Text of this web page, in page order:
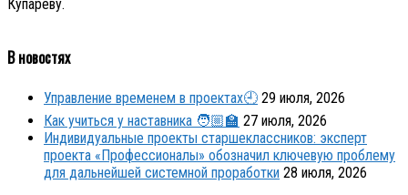
Купареву.
В новостях
Управление временем в проектах🕘 29 июля, 2026
Как учиться у наставника 🧑🏼‍🏫 27 июля, 2026
Индивидуальные проекты старшеклассников: эксперт
проекта «Профессионалы» обозначил ключевую проблему
для дальнейшей системной проработки 28 июля, 2026